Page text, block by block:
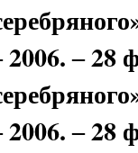
‒ 28
‒ 28